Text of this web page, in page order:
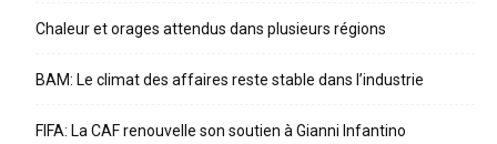
Chaleur et orages attendus dans plusieurs régions
BAM: Le climat des affaires reste stable dans l’industrie
FIFA: La CAF renouvelle son soutien à Gianni Infantino